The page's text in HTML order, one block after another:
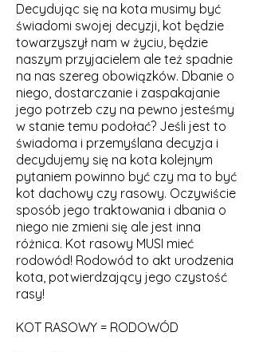
Decydując się na kota musimy być
świadomi swojej decyzji, kot będzie
towarzyszył nam w życiu, będzie
naszym przyjacielem ale też spadnie
na nas szereg obowiązków. Dbanie o
niego, dostarczanie i zaspakajanie
jego potrzeb czy na pewno jesteśmy
w stanie temu podołać? Jeśli jest to
świadoma i przemyślana decyzja i
decydujemy się na kota kolejnym
pytaniem powinno być czy ma to być
kot dachowy czy rasowy. Oczywiście
sposób jego traktowania i dbania o
niego nie zmieni się ale jest inna
różnica. Kot rasowy MUSI mieć
rodowód! Rodowód to akt urodzenia
kota, potwierdzający jego czystość
rasy!
KOT RASOWY = RODOWÓD